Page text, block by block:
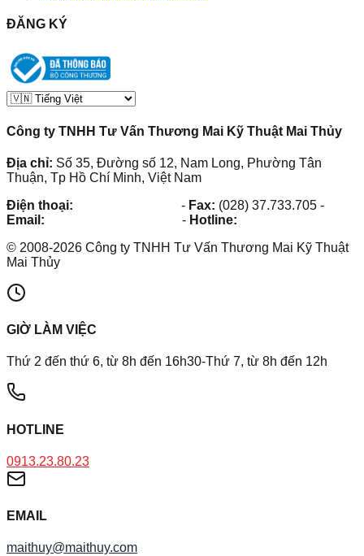
ĐĂNG KÝ
Công ty TNHH Tư Vấn Thương Mai Kỹ Thuật Mai Thủy
Địa chỉ: Số 35, Đường số 12, Nam Long, Phường Tân
Thuận, Tp Hồ Chí Minh, Việt Nam
Điện thoại:
- Fax: (028) 37.733.705 -
Email:
- Hotline:
© 2008-2026 Công ty TNHH Tư Vấn Thương Mai Kỹ Thuật
Mai Thủy
GIỜ LÀM VIỆC
Thứ 2 đến thứ 6, từ 8h đến 16h30-Thứ 7, từ 8h đến 12h
HOTLINE
0913.23.80.23
EMAIL
maithuy@maithuy.com